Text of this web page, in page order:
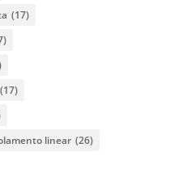
(17)
(17)
linear (26)